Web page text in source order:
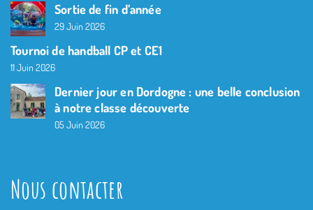
Sortie de fin d’année
29 Juin 2026
Tournoi de handball CP et CE1
11 Juin 2026
Dernier jour en Dordogne : une belle conclusion
à notre classe découverte
05 Juin 2026
Nous contacter